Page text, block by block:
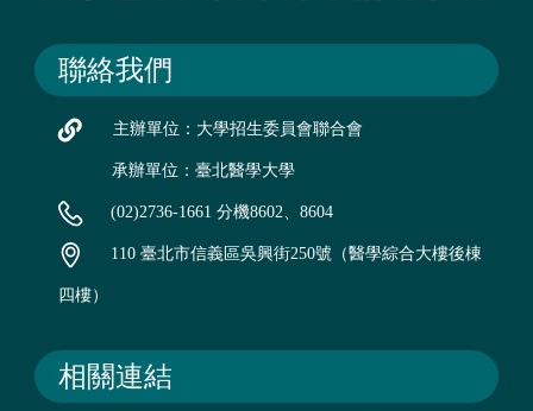
聯絡我們
主辦單位：大學招生委員會聯合會
承辦單位：臺北醫學大學
(02)2736-1661 分機8602、8604
110 臺北市信義區吳興街250號（醫學綜合大樓後棟
四樓）
相關連結